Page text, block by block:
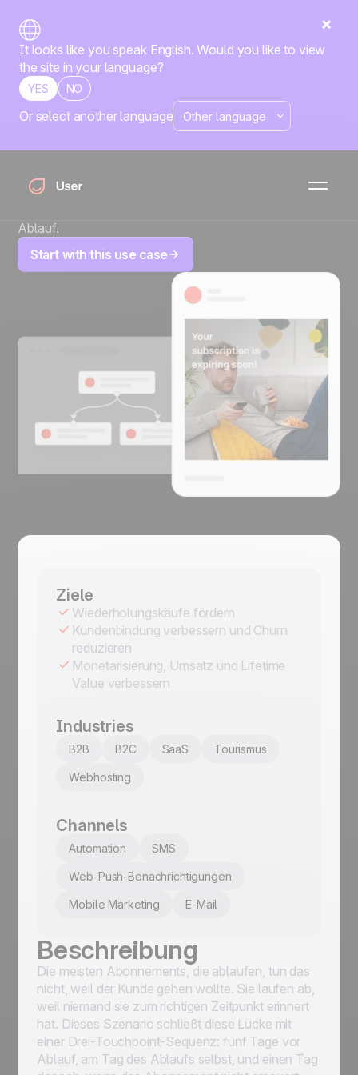
It looks like you speak English. Would you like to view
the site in your language?
YES NO
Or select another language
Abonnement-
Ablauf-Workflow
Steigern Sie Abonnementverlängerungen mit einer
Ablauf.
Start with this use case
Ziele
Wiederholungskäufe fördern
Kundenbindung verbessern und Churn
reduzieren
Monetarisierung, Umsatz und Lifetime
Value verbessern
Industries
B2B B2C SaaS Tourismus
Webhosting
Channels
Automation SMS
Web-Push-Benachrichtigungen
Mobile Marketing E-Mail
Beschreibung
Die meisten Abonnements, die ablaufen, tun das
nicht, weil der Kunde gehen wollte. Sie laufen ab,
weil niemand sie zum richtigen Zeitpunkt erinnert
hat. Dieses Szenario schließt diese Lücke mit
einer Drei-Touchpoint-Sequenz: fünf Tage vor
Ablauf, am Tag des Ablaufs selbst, und einen Tag